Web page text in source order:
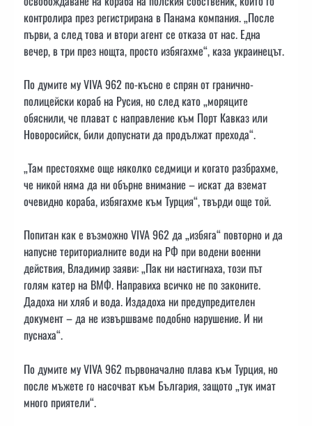
контролира през регистрирана в Панама компания. „После
първи, а след това и втори агент се отказа от нас. Една
вечер, в три през нощта, просто избягахме“, каза украинецът.
По думите му VIVA 962 по-късно е спрян от гранично-
полицейски кораб на Русия, но след като „моряците
обяснили, че плават с направление към Порт Кавказ или
Новоросийск, били допуснати да продължат прехода“.
„Там престояхме още няколко седмици и когато разбрахме,
че никой няма да ни обърне внимание – искат да вземат
очевидно кораба, избягахме към Турция“, твърди още той.
Попитан как е възможно VIVA 962 да „избяга“ повторно и да
напусне териториалните води на РФ при водени военни
действия, Владимир заяви: „Пак ни настигнаха, този път
голям катер на ВМФ. Направиха всичко не по законите.
Дадоха ни хляб и вода. Издадоха ни предупредителен
документ – да не извършваме подобно нарушение. И ни
пуснаха“.
По думите му VIVA 962 първоначално плава към Турция, но
после мъжете го насочват към България, защото „тук имат
много приятели“.